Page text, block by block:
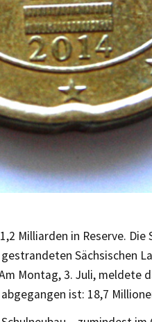
Milliarden in Reserve.
Sächsischen
Montag, 3. Juli, meldete
ist: 18,7